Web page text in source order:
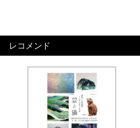
レコメンド